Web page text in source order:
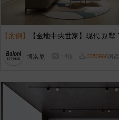
【案例】 【金地中央世家】现代 别墅
博洛尼 14张 3353968浏览